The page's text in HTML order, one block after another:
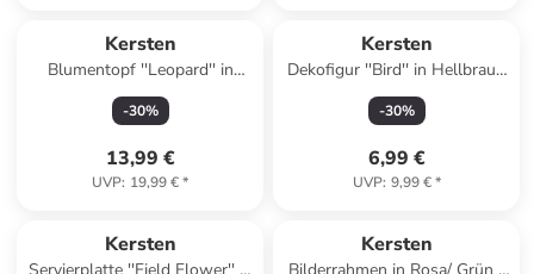
Kersten
Blumentopf ''Leopard'' in
Hellbraun - (B)16 x (H)18,5 x
(T)11,2 cm
-30%
13,99 €
UVP: 19,99 €*
Kersten
Dekofigur ''Bird'' in Hellbraun
- (B)10 x (H)8 x (T)6 cm
-30%
6,99 €
UVP: 9,99 €*
Kersten Kersten